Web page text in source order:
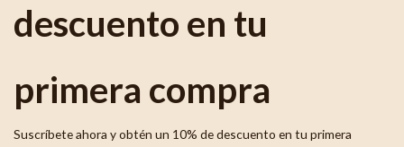
descuento en tu
primera compra
Suscríbete ahora y obtén un 10% de descuento en tu primera